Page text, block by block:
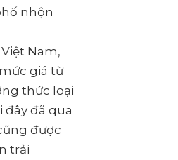
nhộn
Nam,
giá từ
thức loại
đây đã qua
được
trải